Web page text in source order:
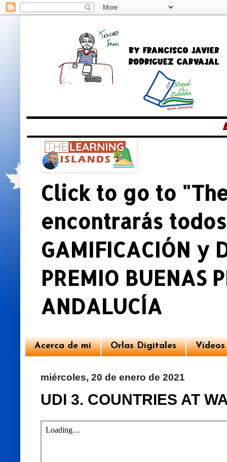
Click to go to
encontrarás
GAMIFICACIÓN y
PREMIO BUENAS
ANDALUCÍA
Acerca de mí Orlas Digitales Vídeos
miércoles, 20 de enero de 2021
UDI 3. COUNTRIES AT